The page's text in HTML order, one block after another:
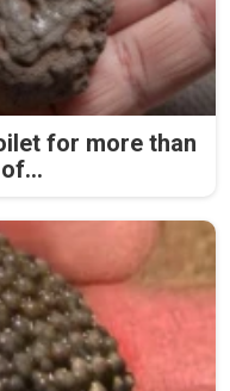
for more than